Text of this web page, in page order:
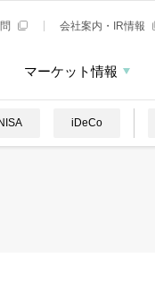
会社案内・IR情報
マーケット情報
NISA iDeCo